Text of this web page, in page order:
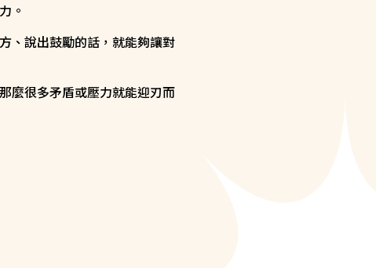
。
、說出鼓勵的話，就能夠讓對
麼很多矛盾或壓力就能迎刃而